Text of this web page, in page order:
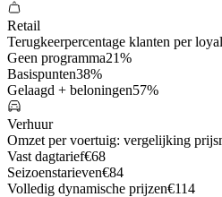
Retail
Terugkeerpercentage klanten per
Geen programma21%
Basispunten38%
Gelaagd + beloningen57%
Verhuur
Omzet per voertuig: vergelijking
Vast dagtarief€68
Seizoenstarieven€84
Volledig dynamische prijzen€114